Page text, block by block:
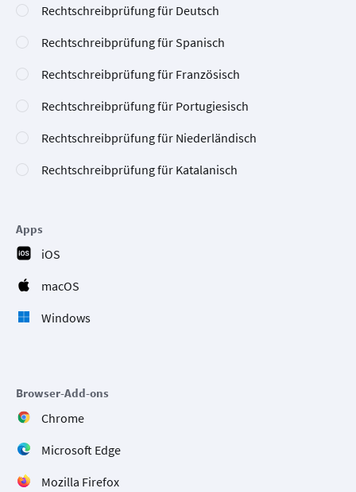
Rechtschreibprüfung für Deutsch
Rechtschreibprüfung für Spanisch
Rechtschreibprüfung für Französisch
Rechtschreibprüfung für Portugiesisch
Rechtschreibprüfung für Niederländisch
Rechtschreibprüfung für Katalanisch
Apps
iOS
macOS
Windows
Browser-Add-ons
Chrome
Microsoft Edge
Mozilla Firefox